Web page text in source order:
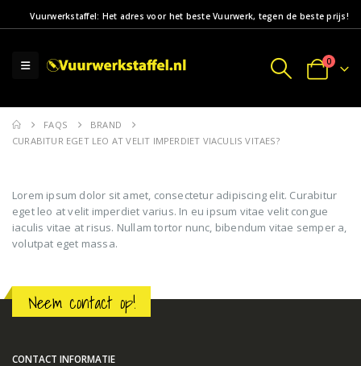
Vuurwerkstaffel: Het adres voor het beste Vuurwerk, tegen de beste prijs!
0
FAQS
BRAND
CURABITUR EGET LEO AT VELIT IMPERDIET VIACULIS VITAES?
Lorem ipsum dolor sit amet, consectetur adipiscing elit. Curabitur
eget leo at velit imperdiet varius. In eu ipsum vitae velit congue
iaculis vitae at risus. Nullam tortor nunc, bibendum vitae semper a,
volutpat eget massa.
Neem contact op!
CONTACT INFORMATIE